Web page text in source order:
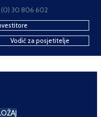
(0) 30 806 602
Vodič za posjetitelje